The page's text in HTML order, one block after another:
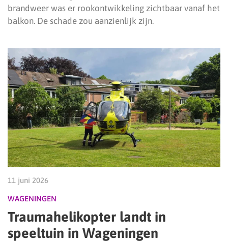
brandweer was er rookontwikkeling zichtbaar vanaf het
balkon. De schade zou aanzienlijk zijn.
11 juni 2026
WAGENINGEN
Traumahelikopter landt in
speeltuin in Wageningen